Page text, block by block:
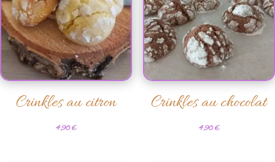
Crinkles au citron
4,90€
Crinkles au chocolat
4,90€